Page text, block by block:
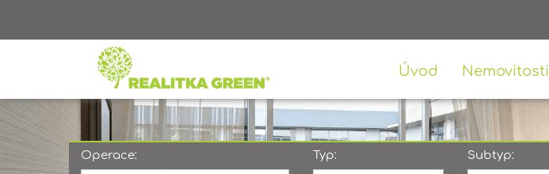
Úvod Nemovitosti
Operace: Typ:
Subtyp: